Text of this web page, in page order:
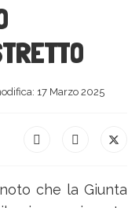
17 Marzo 2025
che la Giunta